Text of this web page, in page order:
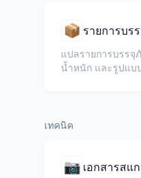
📦 รายการบ
แปลรายการบรร
น้ำหนัก และรูปแบ
เทคนิค
📷 เอกสารสแ